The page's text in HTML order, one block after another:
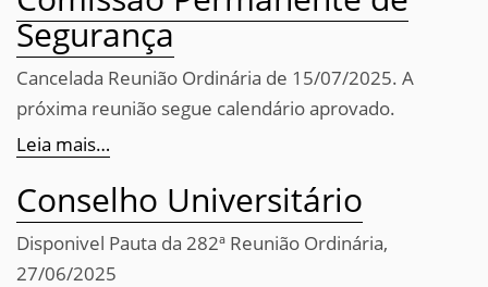
Segurança
Cancelada Reunião Ordinária de 15/07/2025. A
próxima reunião segue calendário aprovado.
Leia mais…
Conselho Universitário
Disponivel Pauta da 282ª Reunião Ordinária,
27/06/2025